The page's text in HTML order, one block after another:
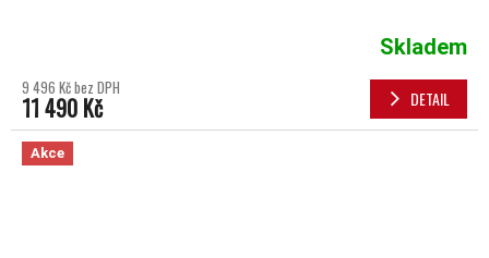
Skladem
9 496 Kč bez DPH
11 490 Kč DETAIL
Akce